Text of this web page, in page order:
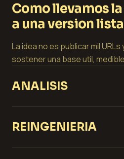
Como llevamos
a una version
La idea no es publicar mil
sostener una base util,
ANALISIS
REINGENIERIA